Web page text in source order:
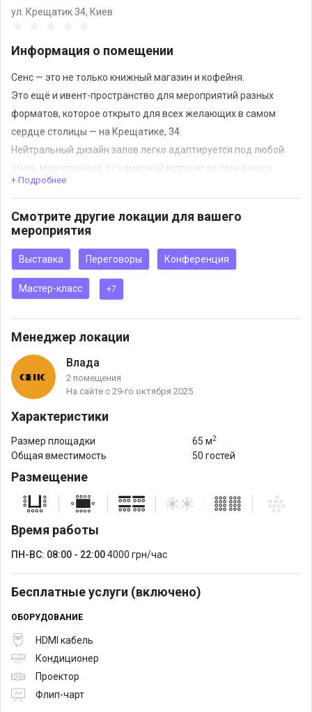
ул. Крещатик 34, Киев
Информация о помещении
Сенс — это не только книжный магазин и кофейня.
Это ещё и ивент-пространство для мероприятий разных
форматов, которое открыто для всех желающих в самом
сердце столицы — на Крещатике, 34.
Нейтральный дизайн залов легко адаптируется под любой
стиль мероприятия: от камерной встречи до серьёзного
бизнес-ивента.
Малый зал
Идеальное место для проведения камерных мероприятий:
тренингов, лекций.
Также мы предлагаем возможность закрытия части этажа —
адаптируется под различные форматы мероприятий и
можете расширить зонирование зала, создав отдельные зоны
для работы, отдыха, нетворкинга или кофе-брейков. Такой
ваши задачи и обеспечить комфортную среду для всей
команды.
+ Подробнее
Смотрите другие локации для вашего
мероприятия
Выставка Переговоры Конференция
Мастер-класс +7
Менеджер локации
Влада
2 помещения
На сайте с 29-го октября 2025
Характеристики
Размер площадки 65 м2
Общая вместимость 50 гостей
Размещение
Время работы
ПН-ВС: 08:00 - 22:004000 грн/час
Бесплатные услуги (включено)
ОБОРУДОВАНИЕ
HDMI кабель
Кондиционер
Проектор
Флип-чарт